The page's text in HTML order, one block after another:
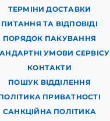
ТЕРМІНИ ДОСТАВКИ
ПИТАННЯ ТА ВІДПОВІДІ
ПОРЯДОК ПАКУВАННЯ
УМОВИ СЕРВІСУ
КОНТАКТИ
ПОШУК ВІДДІЛЕННЯ
ПРИВАТНОСТІ
САНКЦІЙНА ПОЛІТИКА